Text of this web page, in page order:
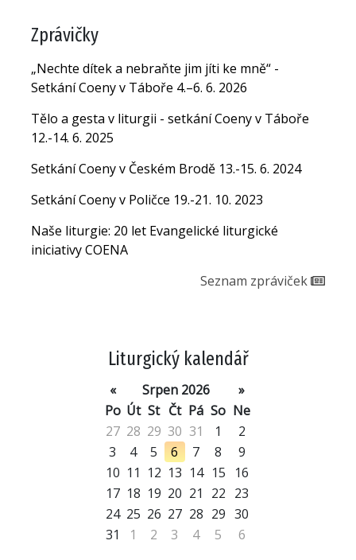
Zprávičky
„Nechte dítek a nebraňte jim jíti ke mně“ -
Setkání Coeny v Táboře 4.–6. 6. 2026
Tělo a gesta v liturgii - setkání Coeny v Táboře
12.-14. 6. 2025
Setkání Coeny v Českém Brodě 13.-15. 6. 2024
Setkání Coeny v Poličce 19.-21. 10. 2023
Naše liturgie: 20 let Evangelické liturgické
iniciativy COENA
Seznam zpráviček
Liturgický kalendář
« Srpen 2026
»
Po Út St Čt Pá So Ne
27 28 29 30 31 1
2
3
4 5 6 7 8
9
10 11 12 13 14 15
16
17 18 19 20 21 22 23
24 25 26 27 28 29 30
31
1 2 3 4 5 6